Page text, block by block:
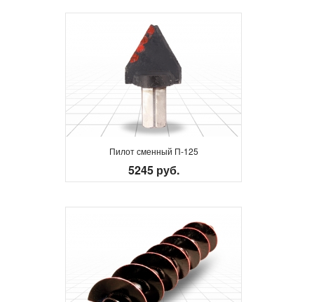
Пилот сменный П-125
5245 руб.